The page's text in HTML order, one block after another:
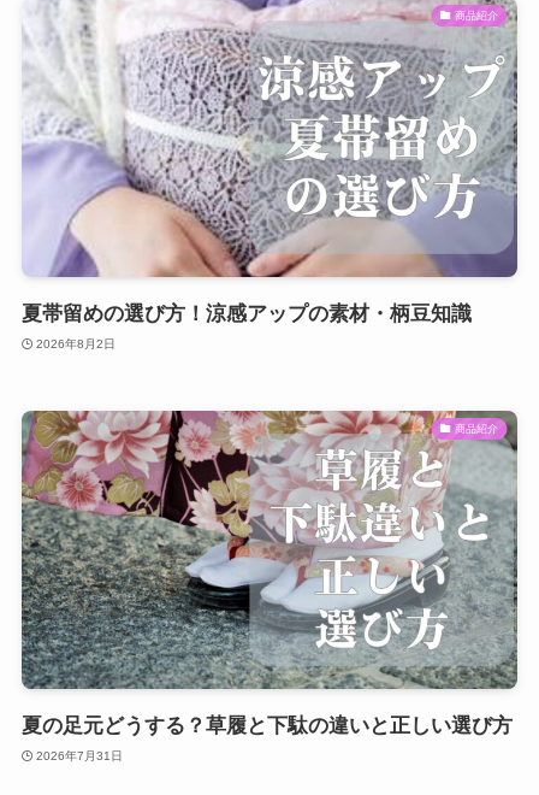
商品紹介
夏帯留めの選び方！涼感アップの素材・柄豆知識
2026年8月2日
商品紹介
夏の足元どうする？草履と下駄の違いと正しい選び方
2026年7月31日